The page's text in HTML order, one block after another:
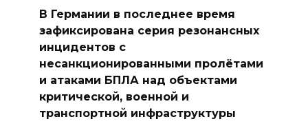
В Германии в последнее время
зафиксирована серия резонансных
инцидентов с
несанкционированными пролётами
и атаками БПЛА над объектами
критической, военной и
транспортной инфраструктуры